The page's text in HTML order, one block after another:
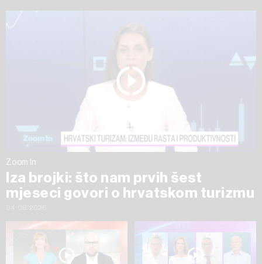
Zoom In
Iza brojki: što nam prvih šest
mjeseci govori o hrvatskom turizmu